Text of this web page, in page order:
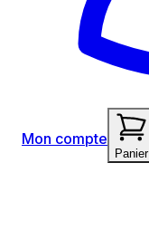
Mon compte
Panier